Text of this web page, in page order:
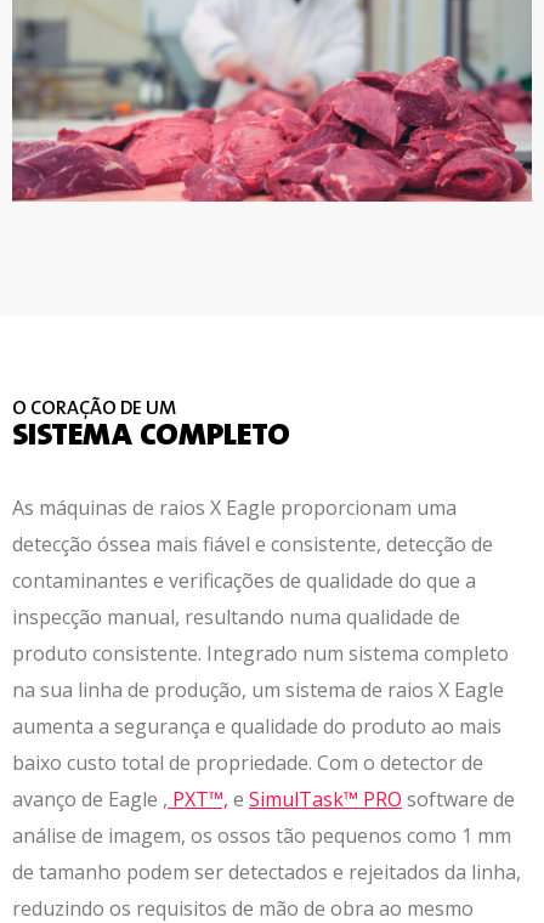
O CORAÇÃO DE UM
SISTEMA COMPLETO
As máquinas de raios X Eagle proporcionam uma
detecção óssea mais fiável e consistente, detecção de
contaminantes e verificações de qualidade do que a
inspecção manual, resultando numa qualidade de
produto consistente. Integrado num sistema completo
na sua linha de produção, um sistema de raios X Eagle
aumenta a segurança e qualidade do produto ao mais
baixo custo total de propriedade. Com o detector de
avanço de Eagle , PXT™, e SimulTask™ PRO software de
análise de imagem, os ossos tão pequenos como 1 mm
de tamanho podem ser detectados e rejeitados da linha,
reduzindo os requisitos de mão de obra ao mesmo